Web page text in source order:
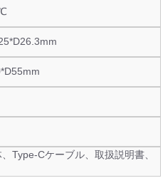
Type-Cケーブル、取扱説明書、